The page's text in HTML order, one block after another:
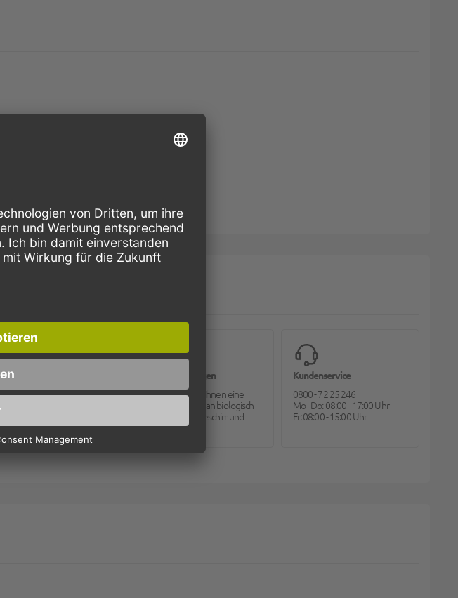
Kostenloser Versand
Innerhalb Deutschlands, bei
Bestellungen ab 150,- Euro
Bioverpackungen
Pack2go bietet Ihnen eine
große Auswahl an biologisch
abbaubarem Geschirr und
Besteck.
Kundenservice
0800 - 72 25 246
Mo - Do: 08:00 - 17:00 Uhr
Fr: 08:00 - 15:00 Uhr